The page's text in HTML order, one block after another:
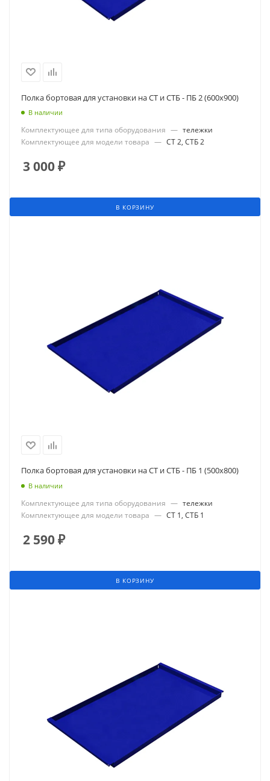
Полка бортовая для установки на СТ и СТБ - ПБ 2 (600х900)
В наличии
Комплектующее для типа оборудования — тележки
Комплектующее для модели товара — СТ 2, СТБ 2
3 000₽
В КОРЗИНУ
Полка бортовая для установки на СТ и СТБ - ПБ 1 (500х800)
В наличии
Комплектующее для типа оборудования — тележки
Комплектующее для модели товара — СТ 1, СТБ 1
2 590₽
В КОРЗИНУ